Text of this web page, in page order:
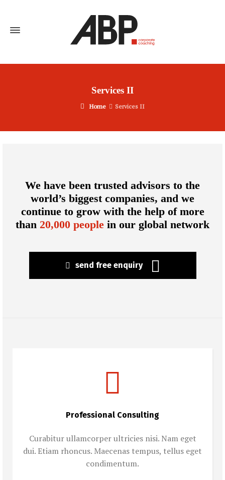
Services II
Home Services II
We have been trusted advisors to the
world’s biggest companies, and we
continue to grow with the help of more
than 20,000 people in our global network
send free enquiry
Professional Consulting
Curabitur ullamcorper ultricies nisi. Nam eget
dui. Etiam rhoncus. Maecenas tempus, tellus eget
condimentum.